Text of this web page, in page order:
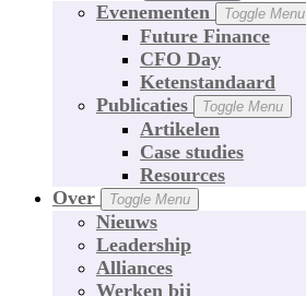
Evenementen Toggle Menu
Future Finance
CFO Day
Ketenstandaard
Publicaties
Toggle Menu
Artikelen
Case studies
Resources
Over
Toggle Menu
Nieuws
Leadership
Alliances
Werken bij